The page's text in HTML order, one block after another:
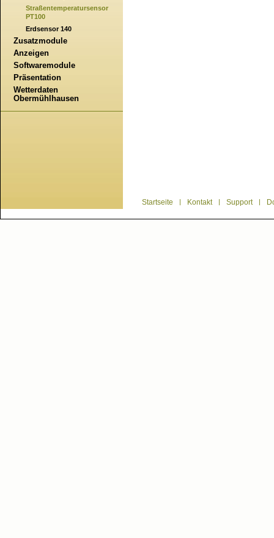
Straßentemperatursensor
PT100
Erdsensor 140
Zusatzmodule
Anzeigen
Softwaremodule
Präsentation
Wetterdaten
Obermühlhausen
Startseite | Kontakt | Support |